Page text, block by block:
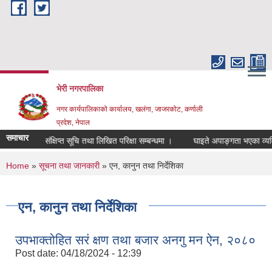
Skip to main content
भेरी नगरपालिका
नगर कार्यपालिकाको कार्यालय, खलंगा, जाजरकोट, कर्णाली
प्रदेश, नेपाल
समाचार
पदको संक्षिप्त सूचि तथा लिखित परिक्षा सम्बन्धमा । घाइते अपाङ्गता भएका
You are here
Home » सूचना तथा जानकारी» एन, कानुन तथा निर्देशिका
एन, कानुन तथा निर्देशिका
उपभाक्तोहित सरं क्षण तथा बजार अनगु मन ऐन, २०८०
Post date: 04/18/2024 - 12:39